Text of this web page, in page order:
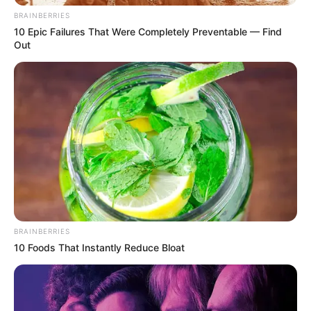
ΔΗΜΟΦΙΛΗ ΑΡΘΡΑ
Μια μάζωξη με μήνυμα από Φρυκτωρίες
Παρασκευή, 30 Σεπτεμβρίου 2022, 18:52
BRAINBERRIES
10 Epic Failures That Were Completely Preventable — Find
Out
BRAINBERRIES
10 Foods That Instantly Reduce Bloat